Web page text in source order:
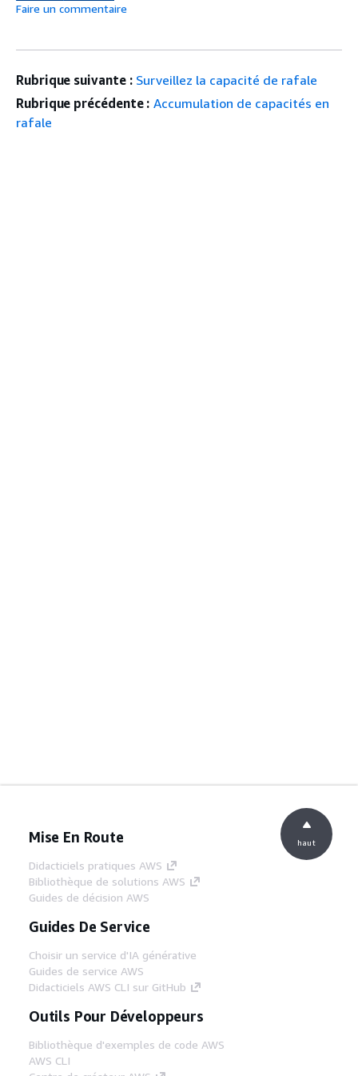
Faire un commentaire
Rubrique suivante : Surveillez la capacité de rafale
Rubrique précédente : Accumulation de capacités en
rafale
Mise En Route
Didacticiels pratiques AWS
Bibliothèque de solutions AWS
Guides de décision AWS
Guides De Service
Choisir un service d'IA générative
Guides de service AWS
Didacticiels AWS CLI sur GitHub
Outils Pour Développeurs
Bibliothèque d'exemples de code AWS
AWS CLI
haut